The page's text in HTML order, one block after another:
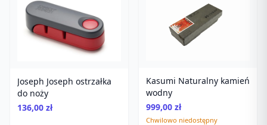
Joseph Joseph ostrzałka
do noży
136,00 zł
Kasumi Naturalny kamień
wodny
999,00 zł
Chwilowo niedostępny